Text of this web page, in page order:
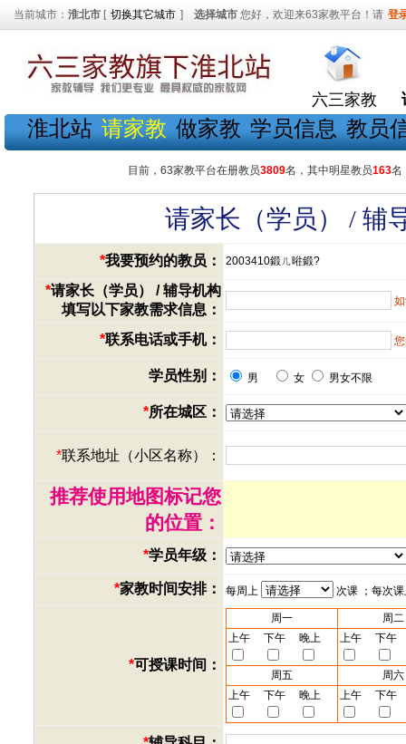
当前城市： 淮北市 [ 切换其它城市 ] 选择城市 您好，欢迎来63家教平台！请 登
六三家教
淮北站 请家教 做家教 学员信息 教员
目前，63家教平台在册教员3809名，其中明星教员163名
请家长（学员） / 辅
*我要预约的教员： 2003410鍛ㄦ暀鍛?
*请家长（学员） / 辅导机构
填写以下家教需求信息：
*联系电话或手机：
学员性别： 男 女 男女不限
*所在城区：
*联系地址（小区名称）：
推荐使用地图标记您
的位置：
*学员年级：
*家教时间安排： 每周上 次课 ；每次
*可授课时间：
周一
周二
上午
下午 晚上 上午 下午
周五
周六
上午
下午 晚上 上午 下午